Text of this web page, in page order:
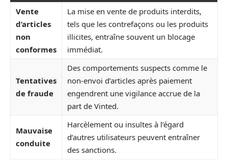
Vente
d’articles
non
conformes
La mise en vente de produits interdits,
tels que les contrefaçons ou les produits
illicites, entraîne souvent un blocage
immédiat.
Tentatives
de fraude
Des comportements suspects comme le
non-envoi d’articles après paiement
engendrent une vigilance accrue de la
part de Vinted.
Mauvaise
conduite
Harcèlement ou insultes à l’égard
d’autres utilisateurs peuvent entraîner
des sanctions.